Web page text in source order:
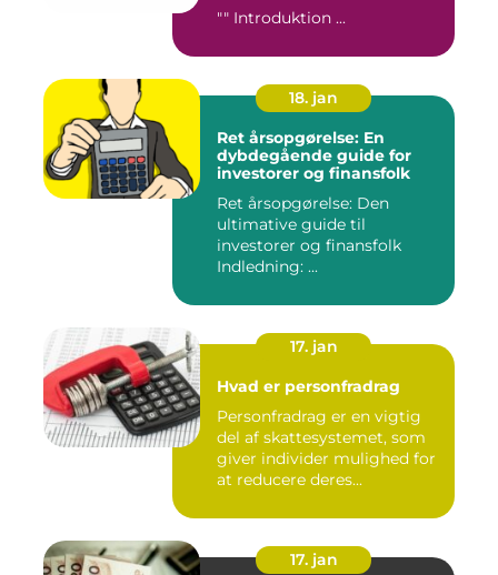
"" Introduktion ...
18. jan
Ret årsopgørelse: En
dybdegående guide for
investorer og finansfolk
Ret årsopgørelse: Den
ultimative guide til
investorer og finansfolk
Indledning: ...
17. jan
Hvad er personfradrag
Personfradrag er en vigtig
del af skattesystemet, som
giver individer mulighed for
at reducere deres...
17. jan